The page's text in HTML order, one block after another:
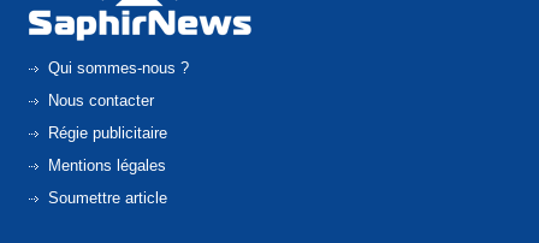
Qui sommes-nous ?
Nous contacter
Régie publicitaire
Mentions légales
Soumettre article